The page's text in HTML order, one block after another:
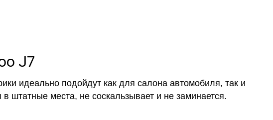
J7
идеально подойдут как для салона автомобиля, так и
штатные места, не соскальзывает и не заминается.